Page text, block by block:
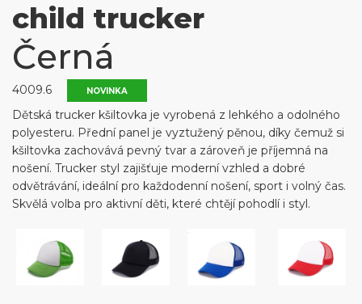
child trucker
Černá
4009.6 NOVINKA
Dětská trucker kšiltovka je vyrobená z lehkého a odolného
polyesteru. Přední panel je vyztužený pěnou, díky čemuž si
kšiltovka zachovává pevný tvar a zároveň je příjemná na
nošení. Trucker styl zajišťuje moderní vzhled a dobré
odvětrávání, ideální pro každodenní nošení, sport i volný čas.
Skvělá volba pro aktivní děti, které chtějí pohodlí i styl.